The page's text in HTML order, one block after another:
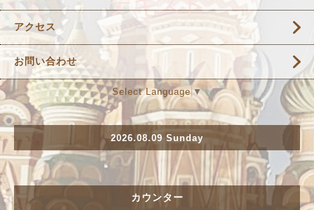
アクセス
お問い合わせ
Select Language ▼
2026.08.09 Sunday
カウンター